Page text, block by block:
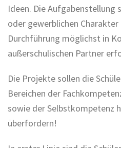
Ideen. Die Aufgabenstellung
oder gewerblichen Charakter
Durchführung möglichst in
außerschulischen Partner
Die Projekte sollen die
Bereichen der
sowie der Selbstkompetenz
überfordern!